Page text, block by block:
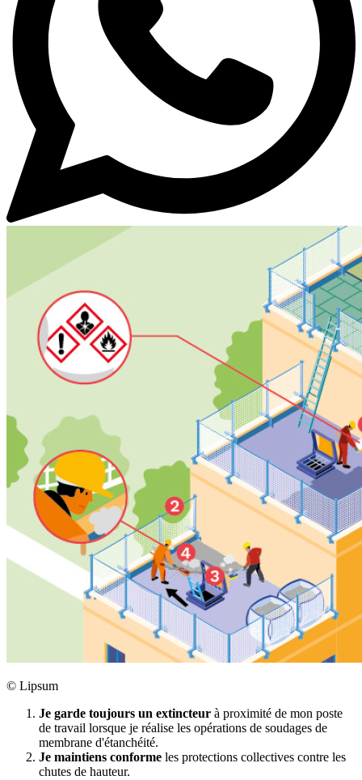
© Lipsum
Je garde toujours un extincteur à proximité de mon poste
de travail lorsque je réalise les opérations de soudages de
membrane d'étanchéité.
Je maintiens conforme les protections collectives contre les
chutes de hauteur.